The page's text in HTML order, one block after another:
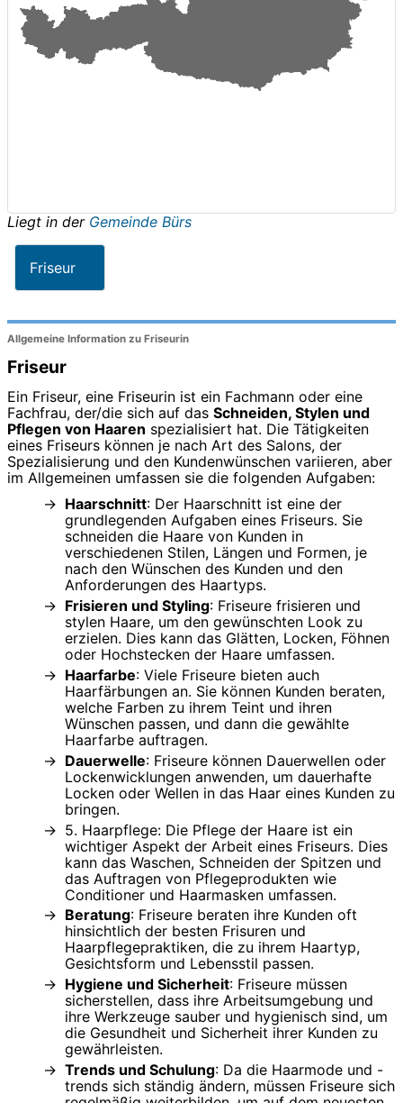
Liegt in der Gemeinde Bürs
Friseur
Allgemeine Information zu Friseurin
Friseur
Ein Friseur, eine Friseurin ist ein Fachmann oder eine
Fachfrau, der/die sich auf das Schneiden, Stylen und
Pflegen von Haaren spezialisiert hat. Die Tätigkeiten
eines Friseurs können je nach Art des Salons, der
Spezialisierung und den Kundenwünschen variieren, aber
im Allgemeinen umfassen sie die folgenden Aufgaben:
Haarschnitt: Der Haarschnitt ist eine der
grundlegenden Aufgaben eines Friseurs. Sie
schneiden die Haare von Kunden in
verschiedenen Stilen, Längen und Formen, je
nach den Wünschen des Kunden und den
Anforderungen des Haartyps.
Frisieren und Styling: Friseure frisieren und
stylen Haare, um den gewünschten Look zu
erzielen. Dies kann das Glätten, Locken, Föhnen
oder Hochstecken der Haare umfassen.
Haarfarbe: Viele Friseure bieten auch
Haarfärbungen an. Sie können Kunden beraten,
welche Farben zu ihrem Teint und ihren
Wünschen passen, und dann die gewählte
Haarfarbe auftragen.
Dauerwelle: Friseure können Dauerwellen oder
Lockenwicklungen anwenden, um dauerhafte
Locken oder Wellen in das Haar eines Kunden zu
bringen.
5. Haarpflege: Die Pflege der Haare ist ein
wichtiger Aspekt der Arbeit eines Friseurs. Dies
kann das Waschen, Schneiden der Spitzen und
das Auftragen von Pflegeprodukten wie
Conditioner und Haarmasken umfassen.
Beratung: Friseure beraten ihre Kunden oft
hinsichtlich der besten Frisuren und
Haarpflegepraktiken, die zu ihrem Haartyp,
Gesichtsform und Lebensstil passen.
Hygiene und Sicherheit: Friseure müssen
sicherstellen, dass ihre Arbeitsumgebung und
ihre Werkzeuge sauber und hygienisch sind, um
die Gesundheit und Sicherheit ihrer Kunden zu
gewährleisten.
Trends und Schulung: Da die Haarmode und -
trends sich ständig ändern, müssen Friseure sich